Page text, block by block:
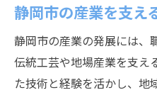
静岡市の産業を支え
静岡市の産業の発展には、
伝統工芸や地場産業を支え
た技術と経験を活かし、地